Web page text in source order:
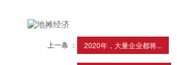
上一条 ： 2020年，大量企业都将...